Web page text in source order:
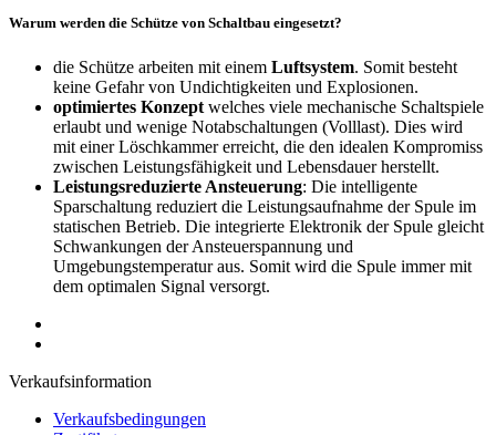
Warum werden die Schütze von Schaltbau eingesetzt?
die Schütze arbeiten mit einem Luftsystem. Somit besteht
keine Gefahr von Undichtigkeiten und Explosionen.
optimiertes Konzept welches viele mechanische Schaltspiele
erlaubt und wenige Notabschaltungen (Volllast). Dies wird
mit einer Löschkammer erreicht, die den idealen Kompromiss
zwischen Leistungsfähigkeit und Lebensdauer herstellt.
Leistungsreduzierte Ansteuerung: Die intelligente
Sparschaltung reduziert die Leistungsaufnahme der Spule im
statischen Betrieb. Die integrierte Elektronik der Spule gleicht
Schwankungen der Ansteuerspannung und
Umgebungstemperatur aus. Somit wird die Spule immer mit
dem optimalen Signal versorgt.
Verkaufsinformation
Verkaufsbedingungen